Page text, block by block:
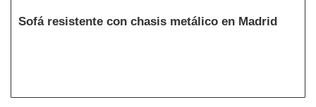
Sofá resistente con chasis metálico en Madrid